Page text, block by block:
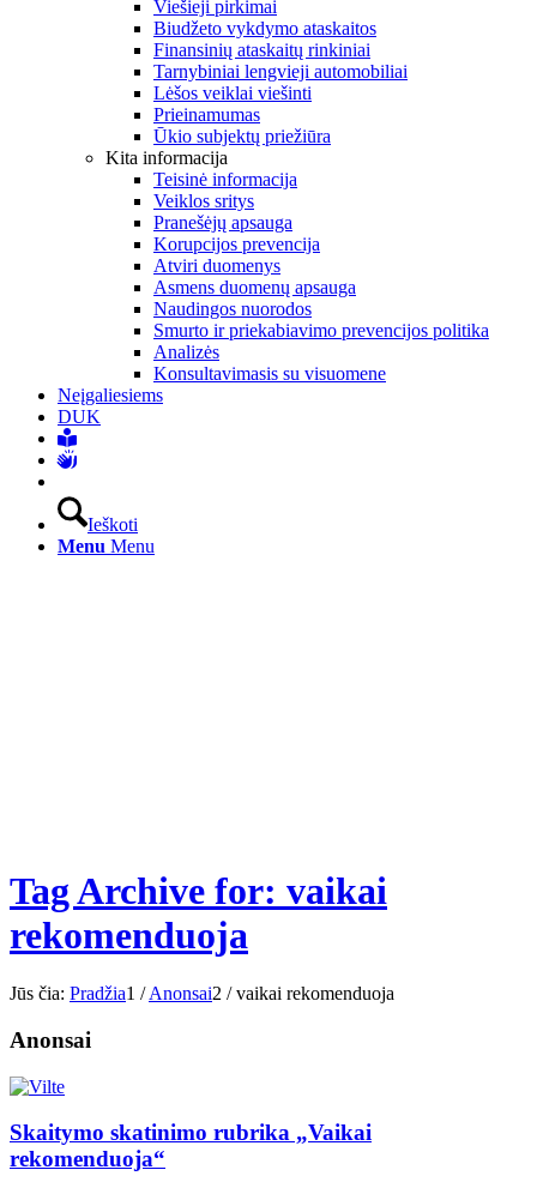
Viešieji pirkimai
Biudžeto vykdymo ataskaitos
Finansinių ataskaitų rinkiniai
Tarnybiniai lengvieji automobiliai
Lėšos veiklai viešinti
Prieinamumas
Ūkio subjektų priežiūra
Kita informacija
Teisinė informacija
Veiklos sritys
Pranešėjų apsauga
Korupcijos prevencija
Atviri duomenys
Asmens duomenų apsauga
Naudingos nuorodos
Smurto ir priekabiavimo prevencijos politika
Analizės
Konsultavimasis su visuomene
Neįgaliesiems
DUK
Ieškoti
Menu Menu
Tag Archive for: vaikai
rekomenduoja
Jūs čia: Pradžia1 / Anonsai2 / vaikai rekomenduoja
Anonsai
Skaitymo skatinimo rubrika „Vaikai
rekomenduoja“